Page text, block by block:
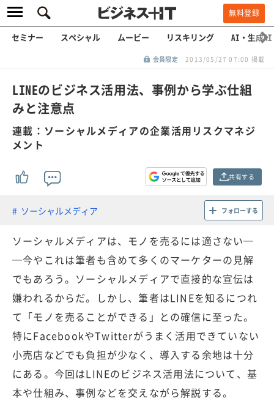
無料登録
セミナー スペシャル ムービー リスキリング AI・生成AI
会員限定 2013/05/27 07:00 掲載
LINEのビジネス活用法、事例から学ぶ仕組
みと注意点
連載：ソーシャルメディアの企業活用リスクマネジ
メント
共有する
ソーシャルメディア フォローする
ソーシャルメディアは、モノを売るには適さない─
─今やこれは筆者も含めて多くのマーケターの見解
でもあろう。ソーシャルメディアで直接的な宣伝は
嫌われるからだ。しかし、筆者はLINEを知るにつれ
て「モノを売ることができる」との確信に至った。
特にFacebookやTwitterがうまく活用できていない
小売店などでも負担が少なく、導入する余地は十分
にある。今回はLINEのビジネス活用法について、基
本や仕組み、事例などを交えながら解説する。